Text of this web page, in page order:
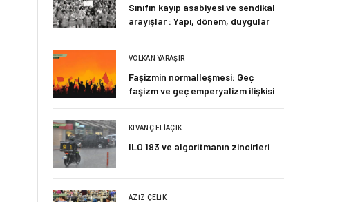
Sınıfın kayıp asabiyesi ve sendikal
arayışlar : Yapı, dönem, duygular
VOLKAN YARAŞIR
Faşizmin normalleşmesi: Geç
faşizm ve geç emperyalizm ilişkisi
KIVANÇ ELIAÇIK
ILO 193 ve algoritmanın zincirleri
AZIZ ÇELIK